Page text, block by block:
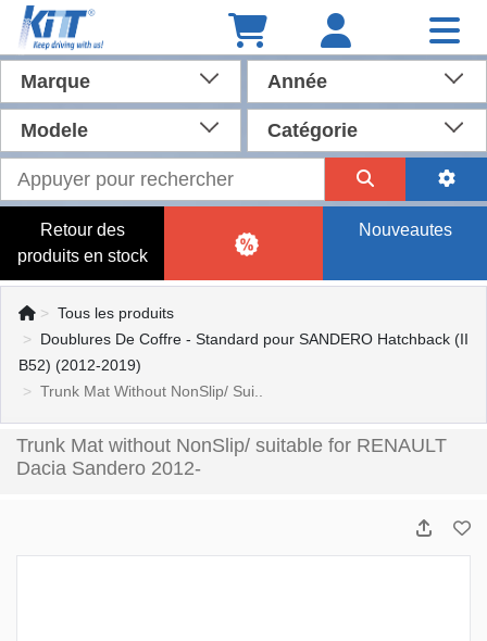
Marque Année
Modele Catégorie
Retour des
produits en stock
Nouveautes
Tous les produits
Doublures De Coffre - Standard pour SANDERO Hatchback (II
B52) (2012-2019)
Trunk Mat Without NonSlip/ Sui..
Trunk Mat without NonSlip/ suitable for RENAULT
Dacia Sandero 2012-